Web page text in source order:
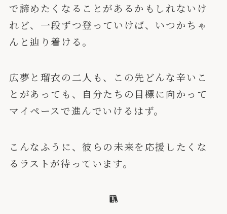
で諦めたくなることがあるかもしれないけ
れど、一段ずつ登っていけば、いつかちゃ
んと辿り着ける。
広夢と瑠衣の二人も、この先どんな辛いこ
とがあっても、自分たちの目標に向かって
マイペースで進んでいけるはず。
こんなふうに、彼らの未来を応援したくな
るラストが待っています。